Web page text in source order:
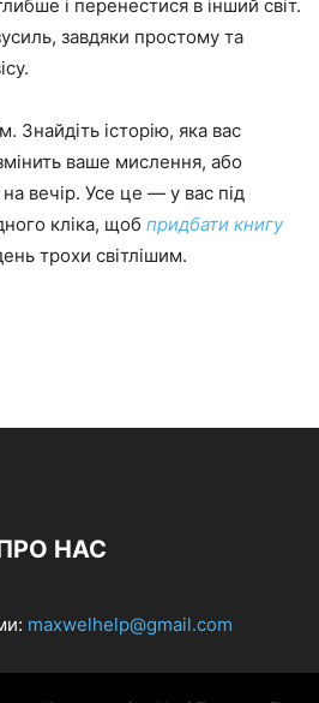
і перенестися в інший світ.
завдяки простому та
Знайдіть історію, яка вас
ваше мислення, або
вечір. Усе це — у вас під
кліка, щоб придбати книгу
трохи світлішим.
НАС
maxwelhelp@gmail.com